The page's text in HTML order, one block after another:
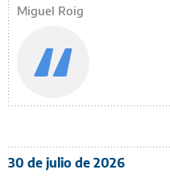
Miguel Roig
30 de julio de 2026